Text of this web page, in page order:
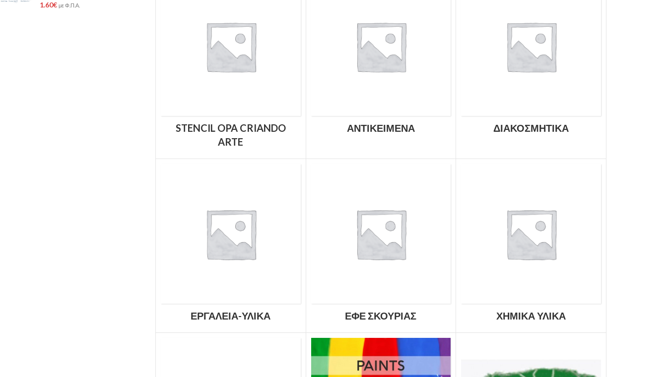
1.60€ με Φ.Π.Α.
STENCIL OPA CRIANDO
ARTE
ΑΝΤΙΚΕΊΜΕΝΑ ΔΙΑΚΟΣΜΗΤΙΚΆ
ΕΡΓΑΛΕΙΑ-ΥΛΙΚΑ ΕΦΈ ΣΚΟΥΡΙΆΣ ΧΗΜΙΚΆ ΥΛΙΚΆ